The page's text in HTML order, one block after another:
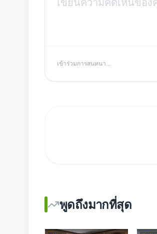
เข้าร่วมการสนทนา...
พูดถึงมากที่สุด